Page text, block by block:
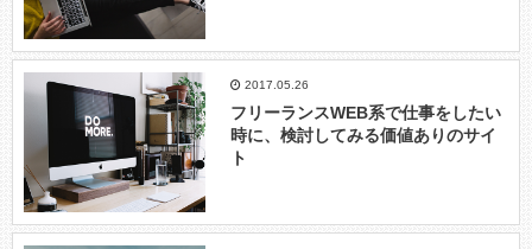
2017.05.26
フリーランスWEB系で仕事をしたい
時に、検討してみる価値ありのサイ
ト